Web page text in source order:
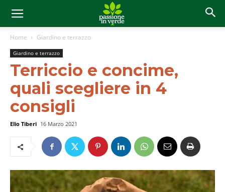
Home Giardino e terrazzo
Giardino e terrazzo
Terriccio e concime,
quali scegliere in 4
consigli
Elio Tiberi 16 Marzo 2021